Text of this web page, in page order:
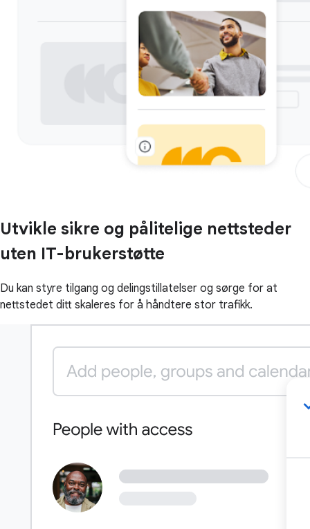
Utvikle sikre og pålitelige nettsteder
uten IT-brukerstøtte
Du kan styre tilgang og delingstillatelser og sørge for at
nettstedet ditt skaleres for å håndtere stor trafikk.